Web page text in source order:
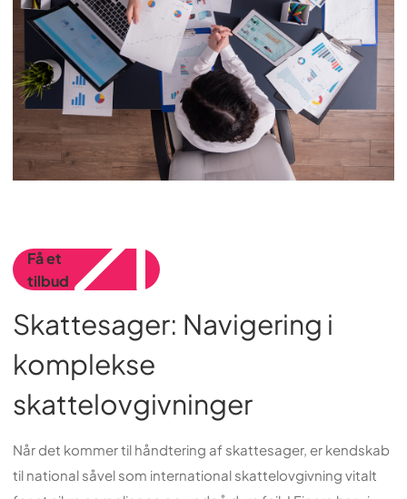
Få et
tilbud
Skattesager: Navigering i
komplekse
skattelovgivninger
Når det kommer til håndtering af skattesager, er kendskab
til national såvel som international skattelovgivning vitalt